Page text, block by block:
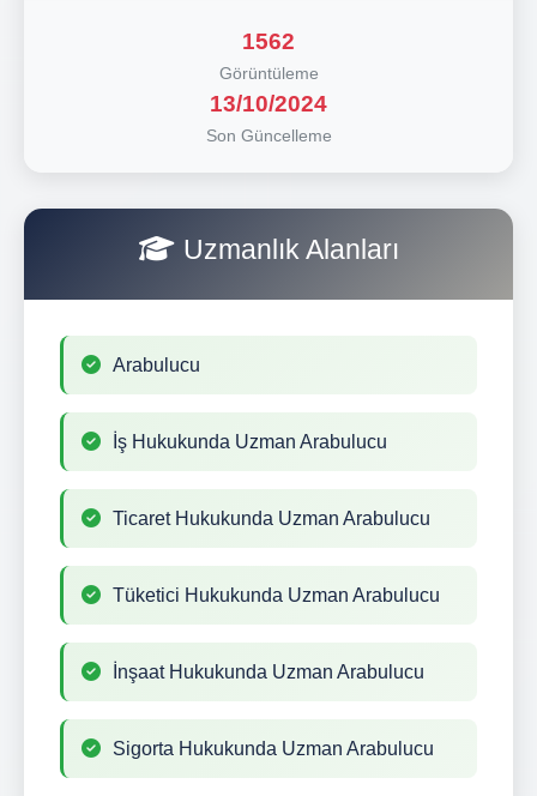
1562
Görüntüleme
13/10/2024
Son Güncelleme
Uzmanlık Alanları
Arabulucu
İş Hukukunda Uzman Arabulucu
Ticaret Hukukunda Uzman Arabulucu
Tüketici Hukukunda Uzman Arabulucu
İnşaat Hukukunda Uzman Arabulucu
Sigorta Hukukunda Uzman Arabulucu